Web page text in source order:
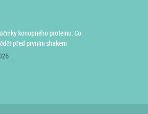
konopného proteinu: Co
před prvním shakem